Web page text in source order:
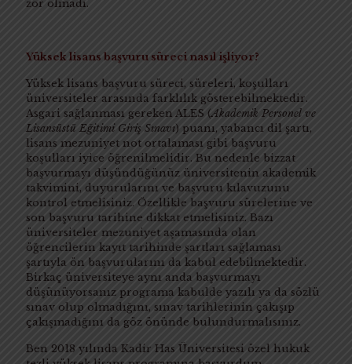
zor olmadı.
Yüksek lisans başvuru süreci nasıl işliyor?
Yüksek lisans başvuru süreci, süreleri, koşulları
üniversiteler arasında farklılık gösterebilmektedir.
Asgari sağlanması gereken ALES (Akademik Personel ve
Lisansüstü Eğitimi Giriş Sınavı) puanı, yabancı dil şartı,
lisans mezuniyet not ortalaması gibi başvuru
koşulları iyice öğrenilmelidir. Bu nedenle bizzat
başvurmayı düşündüğünüz üniversitenin akademik
takvimini, duyurularını ve başvuru kılavuzunu
kontrol etmelisiniz. Özellikle başvuru sürelerine ve
son başvuru tarihine dikkat etmelisiniz. Bazı
üniversiteler mezuniyet aşamasında olan
öğrencilerin kayıt tarihinde şartları sağlaması
şartıyla ön başvurularını da kabul edebilmektedir.
Birkaç üniversiteye aynı anda başvurmayı
düşünüyorsanız programa kabulde yazılı ya da sözlü
sınav olup olmadığını, sınav tarihlerinin çakışıp
çakışmadığını da göz önünde bulundurmalısınız.
Ben 2018 yılında Kadir Has Üniversitesi özel hukuk